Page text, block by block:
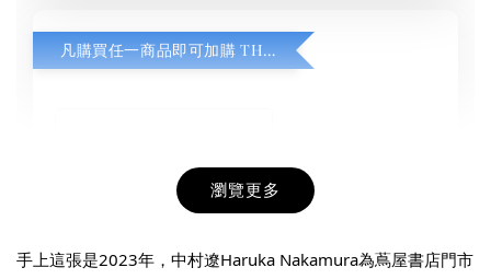
凡購買任一商品即可加購 THT 九週年紀念 T-shirt
瀏覽更多
手上這張是2023年，中村遼Haruka Nakamura為蔦屋書店門市